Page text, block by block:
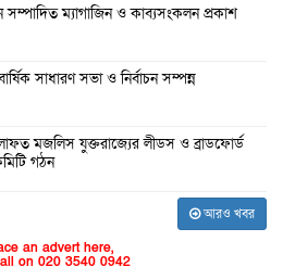
সম্পাদিত ম্যাগাজিন ও কাব্যসংকলন প্রকাশ
সাধারণ সভা ও নির্বাচন সম্পন্ন
মজলিস যুক্তরাজ্যের লীডস ও ব্রাডফোর্ড
গঠন
আরও খবর
an advert here,
on 020 3540 0942